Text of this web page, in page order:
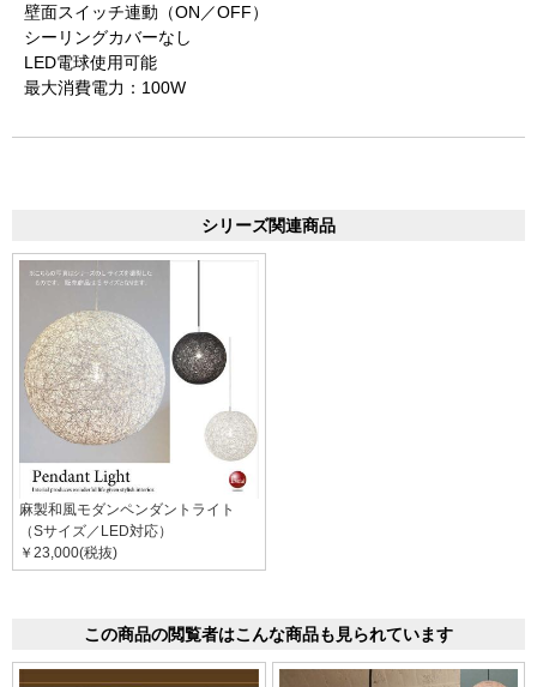
壁面スイッチ連動（ON／OFF）
シーリングカバーなし
LED電球使用可能
最大消費電力：100W
シリーズ関連商品
麻製和風モダンペンダントライト
（Sサイズ／LED対応）
￥23,000(税抜)
この商品の閲覧者はこんな商品も見られています